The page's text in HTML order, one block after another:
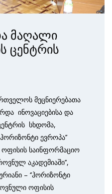
მაღალი
ცენტრის
მეცნიერებათა
ინოვაციებისა და
სხდომა,
ევროპა’’
საინფორმაციო
აკადემიაში’’,
– ‘’ჰორიზონტი
ოფისის